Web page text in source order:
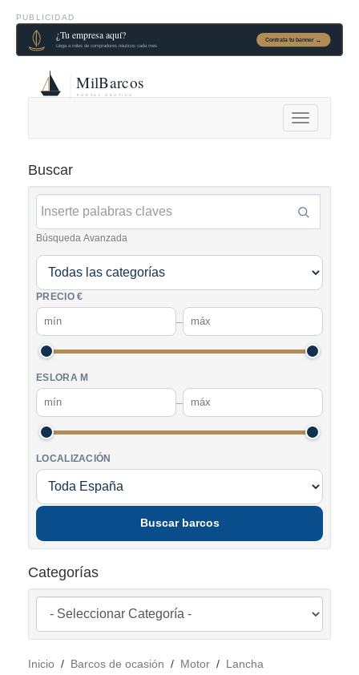
PUBLICIDAD
Alternar
navegación
Buscar
Búsqueda Avanzada
PRECIO €
–
ESLORA M
–
LOCALIZACIÓN
Buscar barcos
Categorías
Inicio / Barcos de ocasión / Motor / Lancha